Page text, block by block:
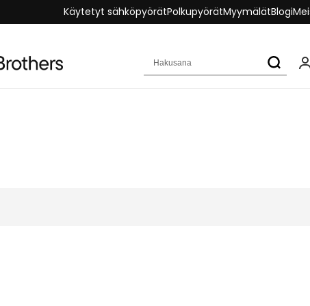
Käytetyt sähköpyörätPolkupyörätMyymälätBlogi